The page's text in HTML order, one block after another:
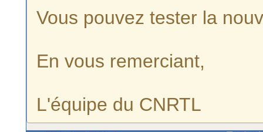
Vous pouvez tester la
En vous remerciant,
L'équipe du CNRTL